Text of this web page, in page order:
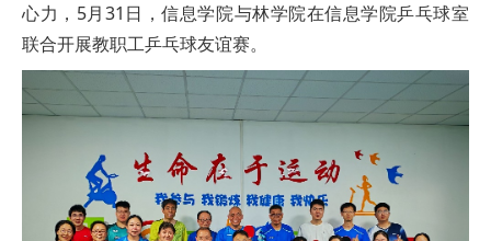
心力，5月31日，信息学院与林学院在信息学院乒乓球室
联合开展教职工乒乓球友谊赛。